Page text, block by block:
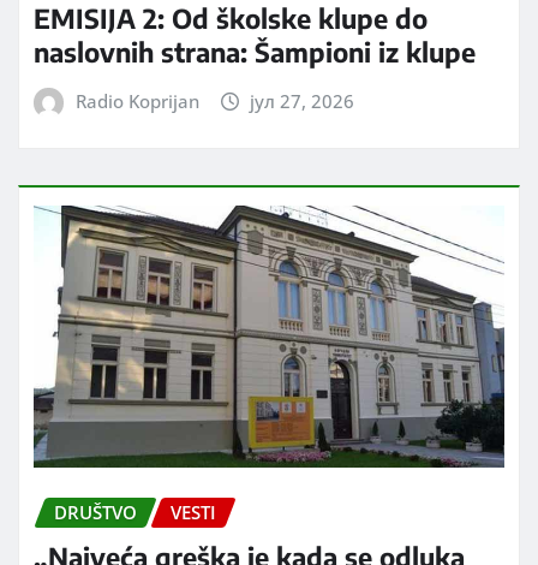
EMISIJA 2: Od školske klupe do
naslovnih strana: Šampioni iz klupe
Radio Koprijan јул 27, 2026
DRUŠTVO VESTI
„Najveća greška je kada se odluka